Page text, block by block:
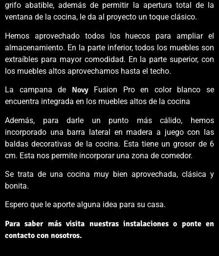
grifo abatible, además de permitir la apertura total de la
ventana de la cocina, le da al proyecto un toque clásico.
Hemos aprovechado todos los huecos para ampliar el
almacenamiento. En la parte inferior, todos los muebles son
extraíbles para mayor comodidad. En la parte superior, con
los muebles altos aprovechamos hasta el techo.
La campana de NovyFusion Pro en color blanco se
encuentra integrada en los muebles altos de la cocina
Además, para darle un punto más cálido, hemos
incorporado una barra lateral en madera a juego con las
baldas decorativas de la cocina. Esta tiene un grosor de 6
cm. Esta nos permite incorporar una zona de comedor.
Se trata de una cocina muy bien aprovechada, clásica y
bonita.
Espero que le aporte alguna idea para su casa.
Para saber más visita nuestras instalaciones o ponte en
contacto con nosotros.